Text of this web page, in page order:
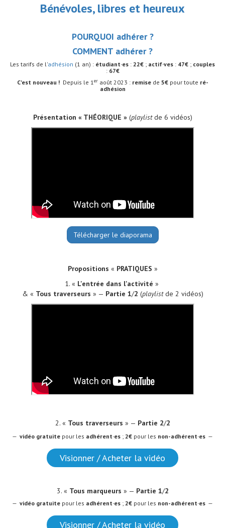
Bénévoles, libres et heureux
POURQUOI adhérer ?
COMMENT adhérer ?
Les tarifs de l'adhésion (1 an) : étudiant·es : 22€ ; actif·ves : 47€ ; couples
: 67€
C'est nouveau ! Depuis le 1eraoût 2023 : remise de 5€ pour toute ré-
adhésion
Présentation « THÉORIQUE »(playlistde 6 vidéos)
Télécharger le diaporama
Propositions « PRATIQUES »
1. « L'entrée dans l'activité »
& « Tous traverseurs » — Partie 1/2 (playlistde 2 vidéos)
2. « Tous traverseurs » — Partie 2/2
— vidéo gratuite pour les adhérent·es ; 2€ pour les non-adhérent·es —
Visionner / Acheter la vidéo
3. « Tous marqueurs » — Partie 1/2
— vidéo gratuite pour les adhérent·es ; 2€ pour les non-adhérent·es —
Visionner / Acheter la vidéo